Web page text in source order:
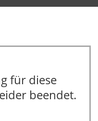
für diese
beendet.